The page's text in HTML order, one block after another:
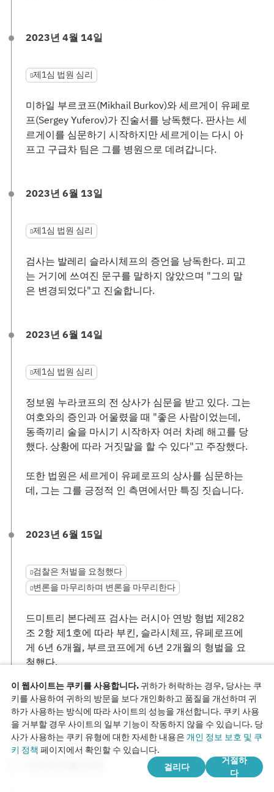
2023년 4월 14일
제1심 법원 심리
미하일 부르코프(Mikhail Burkov)와 세르게이 유페로
프(Sergey Yuferov)가 진술서를 낭독했다. 판사는 세
르게이를 심문하기 시작하지만 세르게이는 다시 아
프고 구급차 팀은 그를 병원으로 데려갑니다.
2023년 6월 13일
제1심 법원 심리
검사는 발레리 슬라시체프의 증언을 낭독한다. 피고
는 거기에 쓰여진 문구를 말하지 않았으며 "그의 말
은 변경되었다"고 진술합니다.
2023년 6월 14일
제1심 법원 심리
정보원 누라코프의 전 상사가 심문을 받고 있다. 그는
여호와의 증인과 어울렸을 때 "좋은 사람이었는데,
동족끼리 술을 마시기 시작하자 여러 차례 해고를 당
했다. 상황에 따라 거짓말을 할 수 있다"고 주장했다.
또한 법원은 세르게이 유페로프의 상사를 심문하는
데, 그는 그를 긍정적 인 측면에서만 특징 짓습니다.
2023년 6월 15일
검찰은 처벌을 요청했다
변론을 마무리하며 변론을 마무리한다
드미트리 본다레프 검사는 러시아 연방 형법 제282
조 2항 제1호에 따라 부킨, 슬라시체프, 유페로프에
게 6년 6개월, 부르코프에게 6년 2개월의 형벌을 요
청했다.
변호인단은 피고인들의 완전한 무죄를 요구하고 있
다. 그런 다음 블라디미르 부킨과 발레리 슬라시체프
가 공연합니다.
이 웹사이트는 쿠키를 사용합니다. 귀하가 허락하는 경우, 당사는 쿠
키를 사용하여 귀하의 방문을 보다 개인화하고 품질을 개선하며 귀
하가 사용하는 방식에 따라 사이트의 성능을 개선합니다. 쿠키 사용
을 거부할 경우 사이트의 일부 기능이 작동하지 않을 수 있습니다. 당
사가 사용하는 쿠키 유형에 대한 자세한 내용은 개인 정보 보호 및 쿠
키 정책 페이지에서 확인할 수 있습니다.
걸리다
거절하
다